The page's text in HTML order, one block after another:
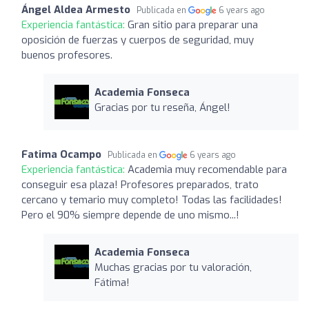
Ángel Aldea Armesto Publicada en 6 years ago
Experiencia fantástica: Gran sitio para preparar una
oposición de fuerzas y cuerpos de seguridad, muy
buenos profesores.
Academia Fonseca
Gracias por tu reseña, Ángel!
Fatima Ocampo Publicada en 6 years ago
Experiencia fantástica: Academia muy recomendable para
conseguir esa plaza! Profesores preparados, trato
cercano y temario muy completo! Todas las facilidades!
Pero el 90% siempre depende de uno mismo...!
Academia Fonseca
Muchas gracias por tu valoración,
Fátima!